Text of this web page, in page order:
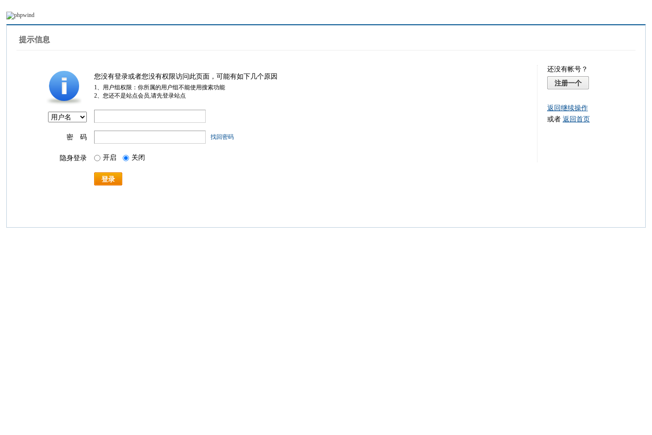
提示信息
您没有登录或者您没有权限访问此页面，可能有如下几个原因
1、用户组权限：你所属的用户组不能使用搜索功能
2、您还不是站点会员,请先登录站点
密 码 找回密码
隐身登录 开启 关闭
登录
还没有帐号？
注册一个
返回继续操作
或者 返回首页